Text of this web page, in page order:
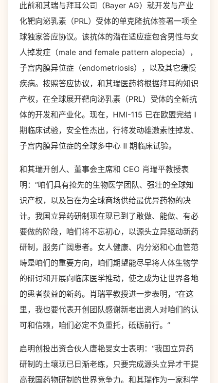
此前和其瑞与拜耳公司（Bayer AG）就开发与产业
化靶向泌乳素（PRL）受体的单克隆抗体签署一项全
球独家答应协议。该抗体的潜在适应症包含男性与女
人掉发症（male and female pattern alopecia），
子宫内膜异位症（endometriosis），以及其它缓慢
疾病。按照答应协议，和其瑞医药将根据拜耳的知识
产权，在全球展开靶向泌乳素（PRL）受体的全新抗
体的开发和产业化。现在，HMI-115 已在欧盟完结 I
期临床试验，安全性杰出，行将发动雄激素性掉发、
子宫内膜异位症的全球多中心 II 期临床试验。
和其瑞开创人、董事会主席和 CEO 肖瑞平教授表
明：“咱们具有抢先的生物医学团队、强壮的全球知
识产权，以及旨在为全球商场供给最优异药物的决
计。我国立异药研制现在现已到了敢做、能做、有必
要做的阶段，咱们将不忘初心，以源头立异驱动新药
研制，服务广阔患者。女人健康、内分泌和心血管范
畴是咱们的重要方向，咱们期望能尽早将人体生物学
的研讨和开展向临床医学推动，使之成为让世界各地
的患者获益的新药。肖瑞平教授进一步表明，“在这
里，我也要代表开创团队感谢新老出资人对咱们的认
可和信赖，咱们必定不负重托，砥砺前行。”
启明创投出资合伙人唐艳旻女士表明：“我国立异药
研制的土壤现已日渐老练，只要完成源头立异才干提
高我国药物研制的世界竞争力。和其瑞作为一家科学